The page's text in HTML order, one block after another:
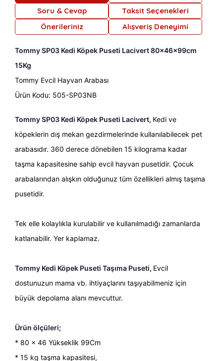
Soru & Cevap
Taksit Seçenekleri
Önerileriniz
Alışveriş Deneyimi
Tommy SP03 Kedi Köpek Puseti Lacivert 80x46x99cm
15Kg
Tommy Evcil Hayvan Arabası
Ürün Kodu: 505-SP03NB
Tommy SP03 Kedi Köpek Puseti Lacivert, Kedi ve
köpeklerin dış mekan gezdirmelerinde kullanılabilecek pet
arabasıdır. 360 derece dönebilen 15 kilograma kadar
taşma kapasitesine sahip evcil hayvan pusetidir. Çocuk
arabalarından alışkın olduğunuz tüm özellikleri almış taşıma
pusetidir.
Tek elle kolaylıkla kurulabilir ve kullanılmadığı zamanlarda
katlanabilir. Yer kaplamaz.
Tommy Kedi Köpek Puseti Taşıma Puseti, Evcil
dostunuzun mama vb. ihtiyaçlarını taşıyabilmeniz için
büyük depolama alanı mevcuttur.
Ürün ölçüleri;
* 80 x 46 Yükseklik 99Cm
* 15 kg taşma kapasitesi,